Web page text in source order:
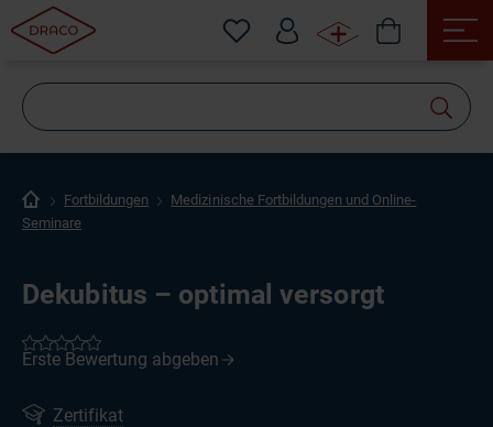
Fortbildungen
Medizinische Fortbildungen und Online-
Seminare
Dekubitus – optimal versorgt
Zertifikat
suchen